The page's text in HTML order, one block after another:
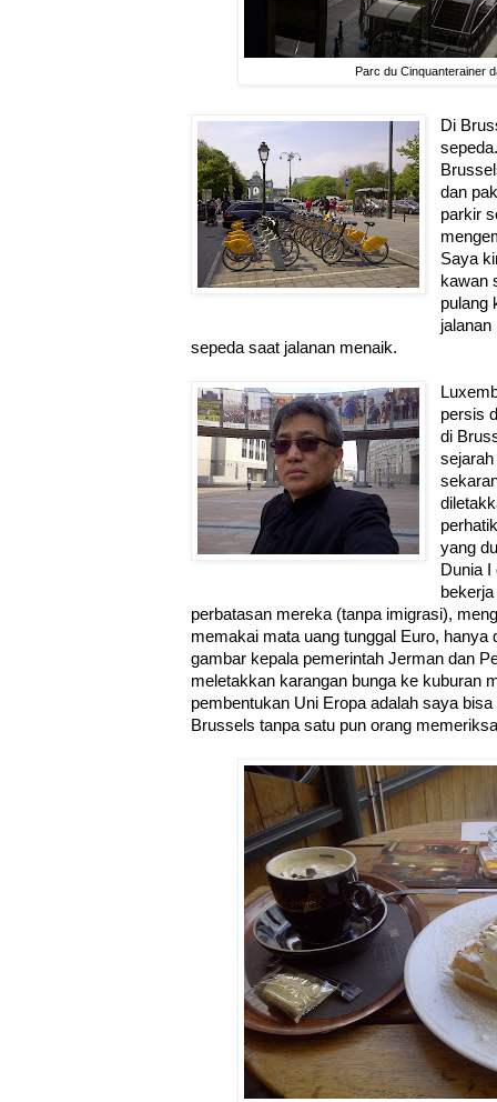
Parc du Cinquanterainer
Di
dan
parkir
Saya
kawan
pulang
sepeda saat jalanan menaik.
persis
di
yang
Dunia
perbatasan mereka (tanpa imigrasi),
memakai mata uang tunggal Euro, hanya
gambar kepala pemerintah Jerman dan
meletakkan karangan bunga ke kuburan
pembentukan Uni Eropa adalah saya
Brussels tanpa satu pun orang